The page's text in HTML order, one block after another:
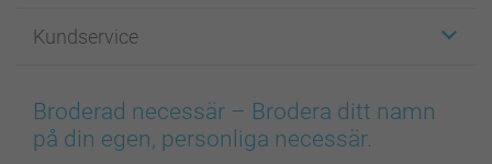
Fotoböcker
Bilder, Fotoförstoring & Fotohäften
Skal till Mobil & Surfplatta
För affiliates
Cookie Policy
Sitemap
Kundservice
smartgaranti
smartbonus
Broderad necessär – Brodera ditt namn
på din egen, personliga necessär.